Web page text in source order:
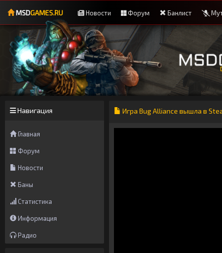
MSDGAMES.RU Новости Форум Банлист
Навигация
Главная
Форум
Новости
Баны
Статистика
Информация
Радио
Игра Bug Alliance вышла в